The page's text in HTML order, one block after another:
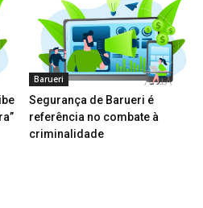
Barueri
Segurança de Barueri é
referência no combate à
criminalidade